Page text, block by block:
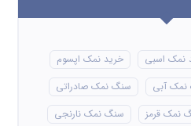
نمک اسبی
خرید نمک اپسوم
آبی
سنگ نمک صادراتی
نمک قرمز
سنگ نمک نارنجی